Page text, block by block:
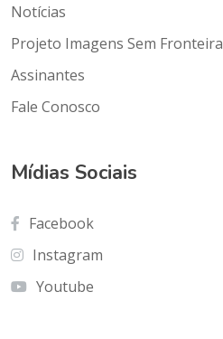
Notícias
Projeto Imagens Sem Fronteira
Assinantes
Fale Conosco
Mídias Sociais
Facebook
Instagram
Youtube